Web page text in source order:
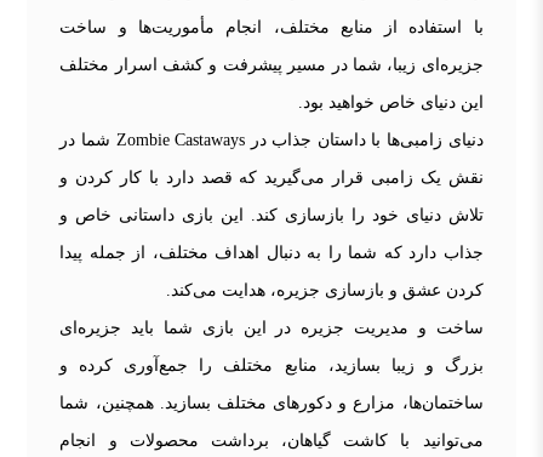
با استفاده از منابع مختلف، انجام مأموریت‌ها و ساخت
جزیره‌ای زیبا، شما در مسیر پیشرفت و کشف اسرار مختلف
این دنیای خاص خواهید بود.
دنیای زامبی‌ها با داستان جذاب در Zombie Castaways شما در
نقش یک زامبی قرار می‌گیرید که قصد دارد با کار کردن و
تلاش دنیای خود را بازسازی کند. این بازی داستانی خاص و
جذاب دارد که شما را به دنبال اهداف مختلف، از جمله پیدا
کردن عشق و بازسازی جزیره، هدایت می‌کند.
ساخت و مدیریت جزیره در این بازی شما باید جزیره‌ای
بزرگ و زیبا بسازید، منابع مختلف را جمع‌آوری کرده و
ساختمان‌ها، مزارع و دکورهای مختلف بسازید. همچنین، شما
می‌توانید با کاشت گیاهان، برداشت محصولات و انجام